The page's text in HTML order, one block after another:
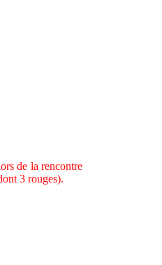
de la rencontre
3 rouges).